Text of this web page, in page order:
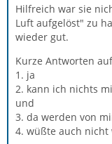
Hilfreich war sie
Luft aufgelöst" zu
wieder gut.
Kurze Antworten
1. ja
2. kann ich nichts
und
3. da werden von
4. wüßte auch nicht